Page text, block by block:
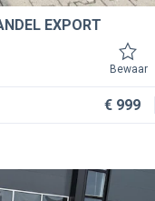
EXPORT
Bewaar
€ 999